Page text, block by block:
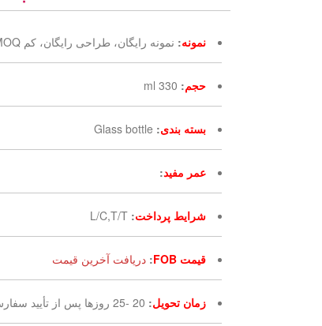
نمونه: نمونه رایگان، طراحی رایگان، کم MOQ
حجم:
330 ml
بسته بندی:
Glass bottle
عمر مفید:
شرایط پرداخت:
L/C,T/T
قیمت FOB : دریافت آخرین قیمت
زمان تحویل: 20 -25 روزها پس از تأیید سفارش